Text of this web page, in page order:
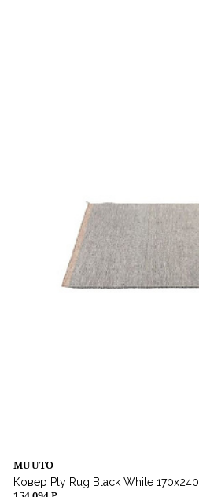
MUUTO
Ковер Ply Rug Black White 170x240